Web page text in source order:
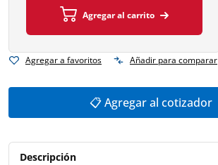
Agregar al carrito
Agregar a favoritos Añadir para comparar
📋 Agregar al cotizador
Descripción